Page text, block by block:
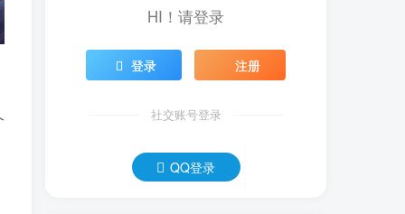
HI！请登录
登录 注册
社交账号登录
QQ登录